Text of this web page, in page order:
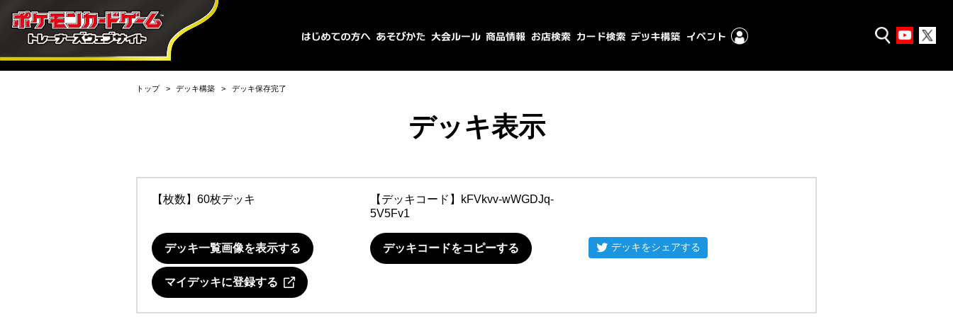
トップ デッキ構築 デッキ保存完了
デッキ表示
【枚数】60枚デッキ 【デッキコード】
kFVkvv-wWGDJq-
5V5Fv1
デッキ一覧画像を表示する デッキコードをコピーする デッキをシェアする
マイデッキに登録する